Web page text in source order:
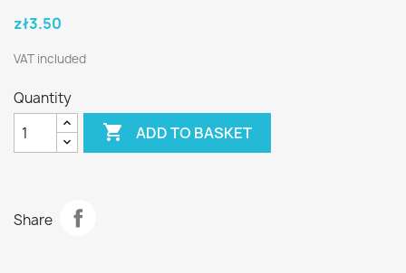
zł3.50
VAT included
Quantity
 ADD TO BASKET
Share